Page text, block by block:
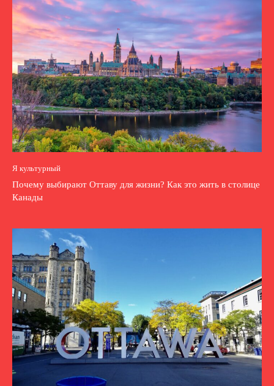
Я культурный
Почему выбирают Оттаву для жизни? Как это жить в столице
Канады